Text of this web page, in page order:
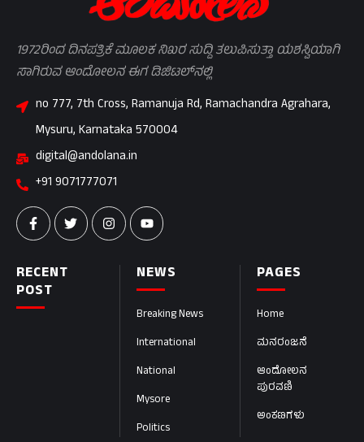
PAGES
Home
ಮನರಂಜನೆ
ಆಂದೋಲನ
ಪುರವಣಿ
ಅಂಕಣಗಳು
NEWS
Breaking News
International
National
Mysore
Politics
RECENT
POST
1972ರಿಂದ ದಿನಪತ್ರಿಕೆ ಮೂಲಕ ನಿಖರ ಸುದ್ದಿ ತಲುಪಿಸುತ್ತಾ ಯಶಸ್ವಿಯಾಗಿ
ಸಾಗಿರುವ ಆಂದೋಲನ ಈಗ ಡಿಜಿಟಲ್‌ನಲ್ಲಿ
no 777, 7th Cross, Ramanuja Rd, Ramachandra Agrahara,
Mysuru, Karnataka 570004
digital@andolana.in
+91 9071777071